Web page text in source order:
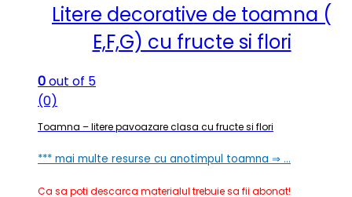
Litere decorative de toamna (
E,F,G) cu fructe si flori
0out of 5
(0)
Toamna – litere pavoazare clasa cu fructe si flori
*** mai multe resurse cu anotimpul toamna ⇒ …
Ca sa poti descarca materialul trebuie sa fii abonat!